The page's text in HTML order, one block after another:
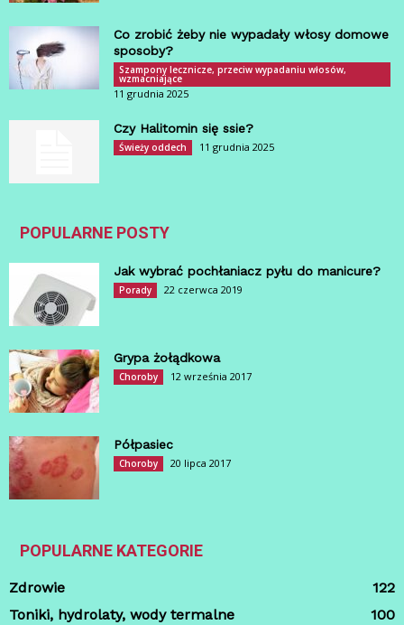
Co zrobić żeby nie wypadały włosy domowe
sposoby?
Szampony lecznicze, przeciw wypadaniu włosów,
wzmacniające
11 grudnia 2025
Czy Halitomin się ssie?
Świeży oddech 11 grudnia 2025
POPULARNE POSTY
Jak wybrać pochłaniacz pyłu do manicure?
Porady 22 czerwca 2019
Grypa żołądkowa
Choroby 12 września 2017
Półpasiec
Choroby 20 lipca 2017
POPULARNE KATEGORIE
Zdrowie
122
Toniki, hydrolaty, wody termalne
100